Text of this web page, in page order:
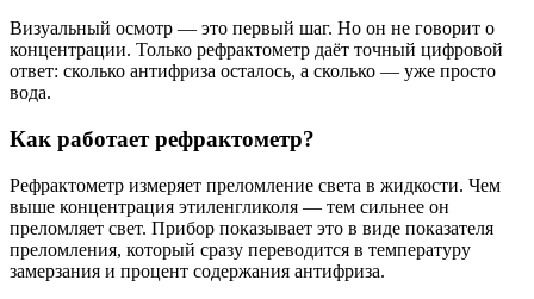
Визуальный осмотр — это первый шаг. Но он не говорит о
концентрации. Только рефрактометр даёт точный цифровой
ответ: сколько антифриза осталось, а сколько — уже просто
вода.
Как работает рефрактометр?
Рефрактометр измеряет преломление света в жидкости. Чем
выше концентрация этиленгликоля — тем сильнее он
преломляет свет. Прибор показывает это в виде показателя
преломления, который сразу переводится в температуру
замерзания и процент содержания антифриза.